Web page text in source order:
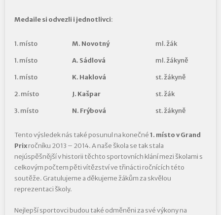
Medaile si odvezli i jednotlivci:
1. místo M. Novotný
ml. žák
1. místo
A. Sádlová
ml. žákyně
1. místo
K. Haklová
st. žákyně
2. místo
J. Kašpar
st. žák
3. místo
N. Frýbová st. žákyně
Tento výsledek nás také posunul na konečné1. místo v Grand
Prixročníku 2013 – 2014. A naše škola se tak stala
nejúspěšnější v historii těchto sportovních klání mezi školami s
celkovým počtem pěti vítězství ve třinácti ročnících této
soutěže. Gratulujeme a děkujeme žákům za skvělou
reprezentaci školy.
Nejlepší sportovci budou také odměněni za své výkony na